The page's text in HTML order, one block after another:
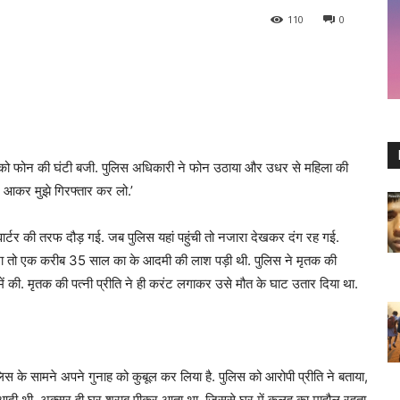
0
110
की घंटी बजी. पुलिस अधिकारी ने फोन उठाया और उधर से महिला की
मुझे गिरफ्तार कर लो.’
की तरफ दौड़ गई. जब पुलिस यहां पहुंची तो नजारा देखकर दंग रह गई.
एक करीब 35 साल का के आदमी की लाश पड़ी थी. पुलिस ने मृतक की
की पत्नी प्रीति ने ही करंट लगाकर उसे मौत के घाट उतार दिया था.
के सामने अपने गुनाह को कुबूल कर लिया है. पुलिस को आरोपी प्रीति ने बताया,